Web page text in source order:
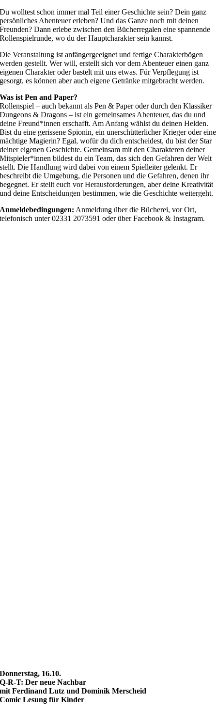
Du wolltest schon immer mal Teil einer Geschichte sein? Dein ganz
persönliches Abenteuer erleben? Und das Ganze noch mit deinen
Freunden? Dann erlebe zwischen den Bücherregalen eine spannende
Rollenspielrunde, wo du der Hauptcharakter sein kannst.
Die Veranstaltung ist anfängergeeignet und fertige Charakterbögen
werden gestellt. Wer will, erstellt sich vor dem Abenteuer einen ganz
eigenen Charakter oder bastelt mit uns etwas. Für Verpflegung ist
gesorgt, es können aber auch eigene Getränke mitgebracht werden.
Was ist Pen and Paper?
Rollenspiel – auch bekannt als Pen & Paper oder durch den Klassiker
Dungeons & Dragons – ist ein gemeinsames Abenteuer, das du und
deine Freund*innen erschafft. Am Anfang wählst du deinen Helden.
Bist du eine gerissene Spionin, ein unerschütterlicher Krieger oder eine
mächtige Magierin? Egal, wofür du dich entscheidest, du bist der Star
deiner eigenen Geschichte. Gemeinsam mit den Charakteren deiner
Mitspieler*innen bildest du ein Team, das sich den Gefahren der Welt
stellt. Die Handlung wird dabei von einem Spielleiter gelenkt. Er
beschreibt die Umgebung, die Personen und die Gefahren, denen ihr
begegnet. Er stellt euch vor Herausforderungen, aber deine Kreativität
und deine Entscheidungen bestimmen, wie die Geschichte weitergeht.
Anmeldebedingungen: Anmeldung über die Bücherei, vor Ort,
telefonisch unter 02331 2073591 oder über Facebook & Instagram.
Donnerstag, 16.10.
Q-R-T: Der neue Nachbar
mit Ferdinand Lutz und Dominik Merscheid
Comic Lesung für Kinder